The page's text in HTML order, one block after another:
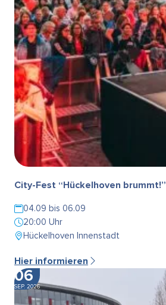
City-Fest “Hückelhoven brummt!”
04.09 bis 06.09
20:00 Uhr
Hückelhoven Innenstadt
Hier informieren
06
SEP. 2026